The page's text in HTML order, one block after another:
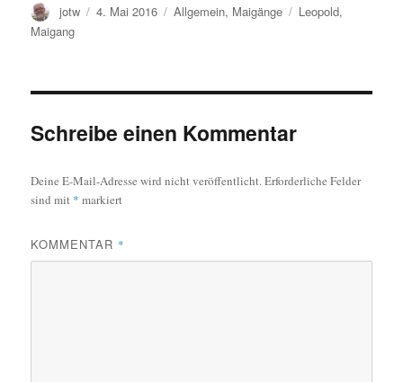
Autor
jotw
Veröffentlicht
4. Mai 2016 Kategorien
Allgemein, Maigänge Schlagwörter
Leopold,
Maigang
Schreibe einen Kommentar
Deine E-Mail-Adresse wird nicht veröffentlicht.Erforderliche Felder
sind mit * markiert
KOMMENTAR *